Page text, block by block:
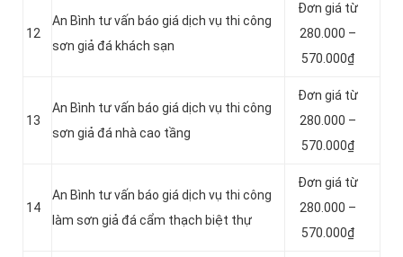
12
An Bình tư vấn báo giá dịch vụ thi công
sơn giả đá khách sạn
Đơn giá từ
280.000 –
570.000₫
13
An Bình tư vấn báo giá dịch vụ thi công
sơn giả đá nhà cao tầng
Đơn giá từ
280.000 –
570.000₫
14
An Bình tư vấn báo giá dịch vụ thi công
làm sơn giả đá cẩm thạch biệt thự
Đơn giá từ
280.000 –
570.000₫